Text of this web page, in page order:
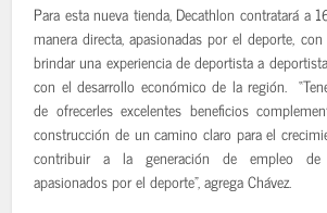
Para esta nueva tienda, Decathlon contratará a
manera directa, apasionadas por el deporte,
brindar una experiencia de deportista a
con el desarrollo económico de la región.
de ofrecerles excelentes beneficios
construcción de un camino claro para el
contribuir a la generación de empleo
apasionados por el deporte”, agrega Chávez.